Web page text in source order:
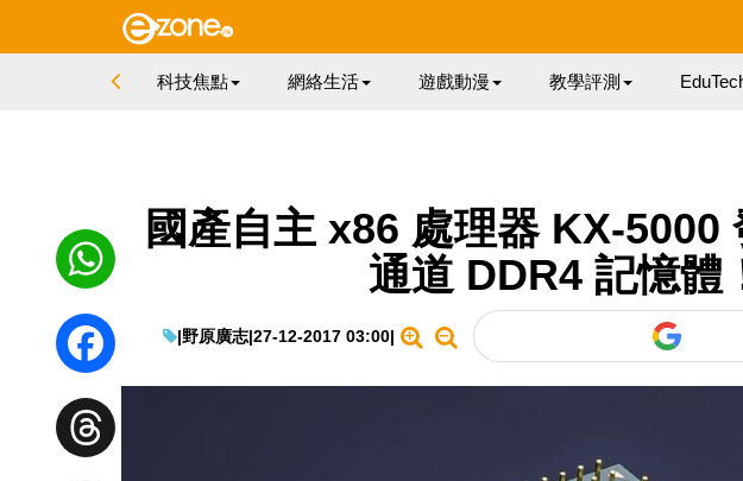
科技焦點 網絡生活 遊戲動漫 教學評測
國產自主 x86 處理器 KX-5000
通道 DDR4 記憶體
|野原廣志|27-12-2017 03:00|
WhatsApp
Facebook